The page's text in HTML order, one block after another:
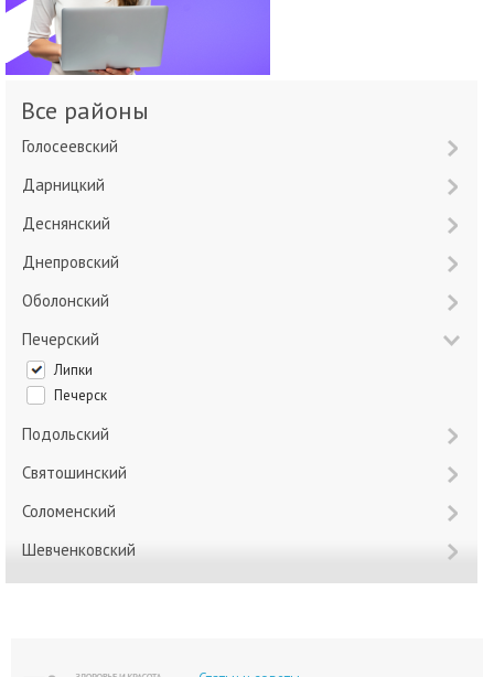
Все районы
Голосеевский
Дарницкий
Деснянский
Днепровский
Оболонский
Печерский
Липки
Печерск
Подольский
Святошинский
Соломенский
Шевченковский